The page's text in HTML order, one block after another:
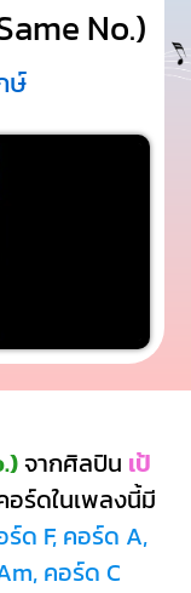
No.)
ษ์
จากศิลปิน เป้
ร์ดในเพลงนี้มี
ร์ด F, คอร์ด A,
คอร์ด C